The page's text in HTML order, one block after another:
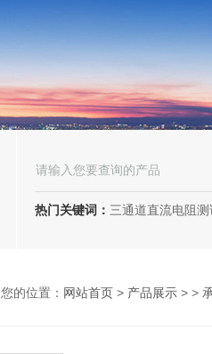
热门关键词： 三通道直流电阻测试仪、三回路直
您的位置： 网站首页 > 产品展示 > >